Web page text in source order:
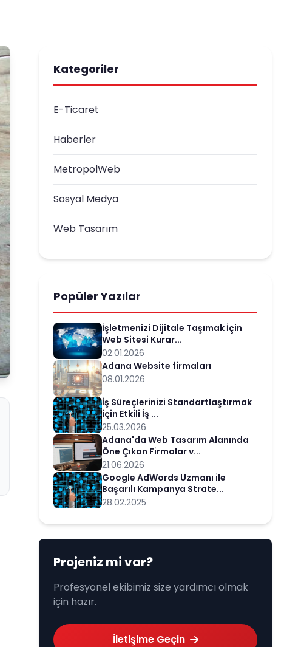
Kategoriler
E-Ticaret
Haberler
MetropolWeb
Sosyal Medya
Web Tasarım
Popüler Yazılar
İşletmenizi Dijitale Taşımak İçin
Web Sitesi Kurar...
02.01.2026
Adana Website firmaları
08.01.2026
İş Süreçlerinizi Standartlaştırmak
için Etkili İş ...
25.03.2026
Adana'da Web Tasarım Alanında
Öne Çıkan Firmalar v...
21.06.2026
Google AdWords Uzmanı ile
Başarılı Kampanya Strate...
28.02.2025
Projeniz mi var?
Profesyonel ekibimiz size yardımcı olmak
için hazır.
İletişime Geçin